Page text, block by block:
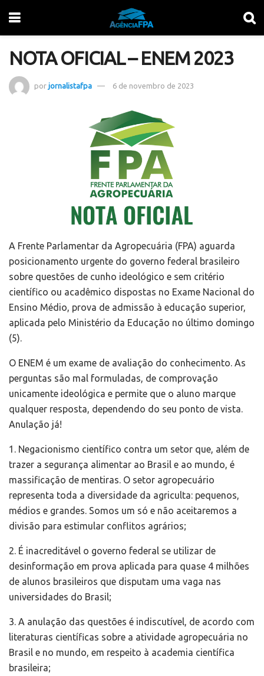
NOTA OFICIAL – ENEM 2023
por jornalistafpa 6 de novembro de 2023
A Frente Parlamentar da Agropecuária (FPA) aguarda
posicionamento urgente do governo federal brasileiro
sobre questões de cunho ideológico e sem critério
científico ou acadêmico dispostas no Exame Nacional do
Ensino Médio, prova de admissão à educação superior,
aplicada pelo Ministério da Educação no último domingo
(5).
O ENEM é um exame de avaliação do conhecimento. As
perguntas são mal formuladas, de comprovação
unicamente ideológica e permite que o aluno marque
qualquer resposta, dependendo do seu ponto de vista.
Anulação já!
1. Negacionismo científico contra um setor que, além de
trazer a segurança alimentar ao Brasil e ao mundo, é
massificação de mentiras. O setor agropecuário
representa toda a diversidade da agriculta: pequenos,
médios e grandes. Somos um só e não aceitaremos a
divisão para estimular conflitos agrários;
2. É inacreditável o governo federal se utilizar de
desinformação em prova aplicada para quase 4 milhões
de alunos brasileiros que disputam uma vaga nas
universidades do Brasil;
3. A anulação das questões é indiscutível, de acordo com
literaturas científicas sobre a atividade agropecuária no
Brasil e no mundo, em respeito à academia científica
brasileira;